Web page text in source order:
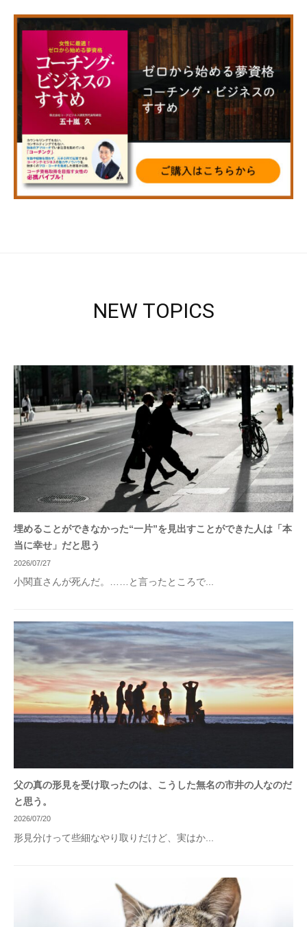
NEW TOPICS
埋めることができなかった“一片”を見出すことができた人は「本
当に幸せ」だと思う
2026/07/27
小関直さんが死んだ。……と言ったところで...
父の真の形見を受け取ったのは、こうした無名の市井の人なのだ
と思う。
2026/07/20
形見分けって些細なやり取りだけど、実はか...